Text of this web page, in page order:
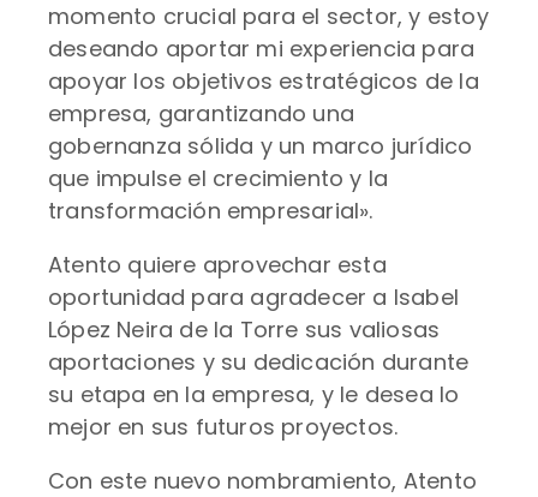
momento crucial para el sector, y estoy
deseando aportar mi experiencia para
apoyar los objetivos estratégicos de la
empresa, garantizando una
gobernanza sólida y un marco jurídico
que impulse el crecimiento y la
transformación empresarial».
Atento quiere aprovechar esta
oportunidad para agradecer a Isabel
López Neira de la Torre sus valiosas
aportaciones y su dedicación durante
su etapa en la empresa, y le desea lo
mejor en sus futuros proyectos.
Con este nuevo nombramiento, Atento